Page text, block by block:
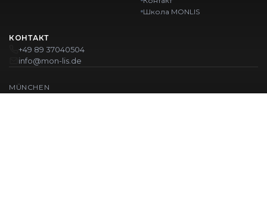
Школа MONLIS
КОНТАКТ
+49 89 37040504
info@mon-lis.de
MÜNCHEN